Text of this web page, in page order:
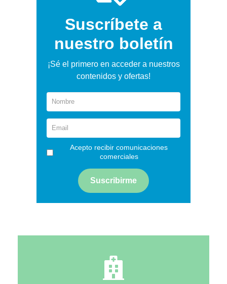
Suscríbete a
nuestro boletín
¡Sé el primero en acceder a nuestros
contenidos y ofertas!
Acepto recibir comunicaciones
comerciales